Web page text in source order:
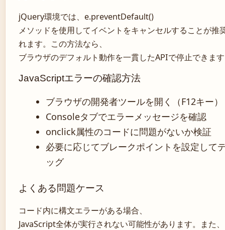
jQuery環境では、e.preventDefault()
メソッドを使用してイベントをキャンセルすることが推
れます。この方法なら、
ブラウザのデフォルト動作を一貫したAPIで停止できま
JavaScriptエラーの確認方法
ブラウザの開発者ツールを開く（F12キー）
Consoleタブでエラーメッセージを確認
onclick属性のコードに問題がないか検証
必要に応じてブレークポイントを設定して
ッグ
よくある問題ケース
コード内に構文エラーがある場合、
JavaScript全体が実行されない可能性があります。また、